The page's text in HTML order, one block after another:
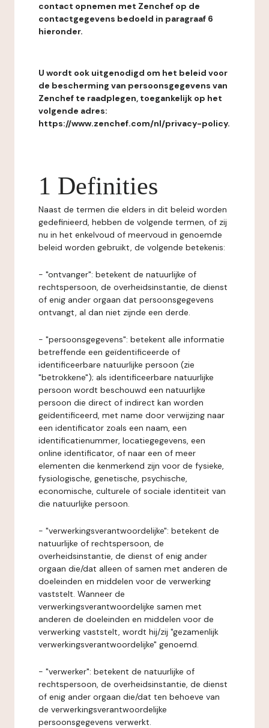
contact opnemen met Zenchef op de
contactgegevens bedoeld in paragraaf 6
hieronder.
U wordt ook uitgenodigd om het beleid voor
de bescherming van persoonsgegevens van
Zenchef te raadplegen, toegankelijk op het
volgende adres:
https://www.zenchef.com/nl/privacy-policy.
1 Definities
Naast de termen die elders in dit beleid worden
gedefinieerd, hebben de volgende termen, of zij
nu in het enkelvoud of meervoud in genoemde
beleid worden gebruikt, de volgende betekenis:
- "ontvanger": betekent de natuurlijke of
rechtspersoon, de overheidsinstantie, de dienst
of enig ander orgaan dat persoonsgegevens
ontvangt, al dan niet zijnde een derde.
- "persoonsgegevens": betekent alle informatie
betreffende een geïdentificeerde of
identificeerbare natuurlijke persoon (zie
"betrokkene"); als identificeerbare natuurlijke
persoon wordt beschouwd een natuurlijke
persoon die direct of indirect kan worden
geïdentificeerd, met name door verwijzing naar
een identificator zoals een naam, een
identificatienummer, locatiegegevens, een
online identificator, of naar een of meer
elementen die kenmerkend zijn voor de fysieke,
fysiologische, genetische, psychische,
economische, culturele of sociale identiteit van
die natuurlijke persoon.
- "verwerkingsverantwoordelijke": betekent de
natuurlijke of rechtspersoon, de
overheidsinstantie, de dienst of enig ander
orgaan die/dat alleen of samen met anderen de
doeleinden en middelen voor de verwerking
vaststelt. Wanneer de
verwerkingsverantwoordelijke samen met
anderen de doeleinden en middelen voor de
verwerking vaststelt, wordt hij/zij "gezamenlijk
verwerkingsverantwoordelijke" genoemd.
- "verwerker": betekent de natuurlijke of
rechtspersoon, de overheidsinstantie, de dienst
of enig ander orgaan die/dat ten behoeve van
de verwerkingsverantwoordelijke
persoonsgegevens verwerkt.